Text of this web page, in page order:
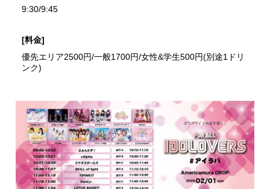
9:30/9:45
[料金]
優先エリア2500円/一般1700円/女性&学生500円(別途1ドリ
ンク)